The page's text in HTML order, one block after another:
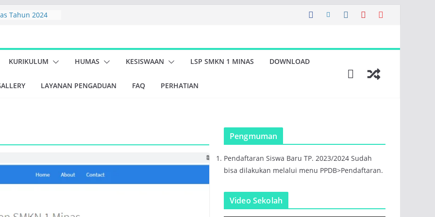
Tahun 2024
PBLHS (Peduli
KURIKULUM HUMAS KESISWAAN LSP SMKN 1 MINAS DOWNLOAD
LAYANAN PENGADUAN FAQ PERHATIAN
Pengmuman
Pendaftaran Siswa Baru TP. 2023/2024 Sudah
bisa dilakukan melalui menu PPDB>Pendaftaran.
Video Sekolah